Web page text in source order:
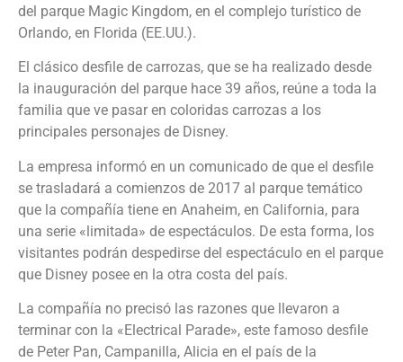
del parque Magic Kingdom, en el complejo turístico de
Orlando, en Florida (EE.UU.).
El clásico desfile de carrozas, que se ha realizado desde
la inauguración del parque hace 39 años, reúne a toda la
familia que ve pasar en coloridas carrozas a los
principales personajes de Disney.
La empresa informó en un comunicado de que el desfile
se trasladará a comienzos de 2017 al parque temático
que la compañía tiene en Anaheim, en California, para
una serie «limitada» de espectáculos. De esta forma, los
visitantes podrán despedirse del espectáculo en el parque
que Disney posee en la otra costa del país.
La compañía no precisó las razones que llevaron a
terminar con la «Electrical Parade», este famoso desfile
de Peter Pan, Campanilla, Alicia en el país de la